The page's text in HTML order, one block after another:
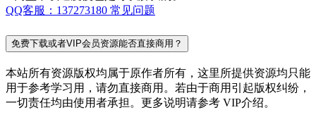
QQ客服：137273180 常见问题
免费下载或者VIP会员资源能否直接商用？
本站所有资源版权均属于原作者所有，这里所提供资源均只能
用于参考学习用，请勿直接商用。若由于商用引起版权纠纷，
一切责任均由使用者承担。更多说明请参考 VIP介绍。